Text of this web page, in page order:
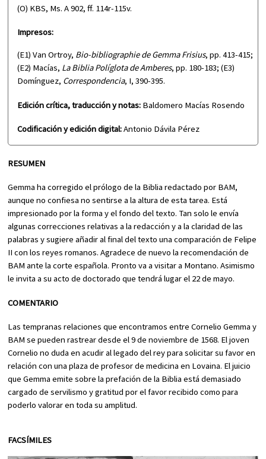
(O) KBS, Ms. A 902, ff. 114r-115v.
Impresos:
(E1) Van Ortroy, Bio-bibliographie de Gemma Frisius, pp. 413-415;
(E2) Macías, La Biblia Políglota de Amberes, pp. 180-183; (E3)
Domínguez, Correspondencia, I, 390-395.
Edición crítica, traducción y notas: Baldomero Macías Rosendo
Codificación y edición digital:Antonio Dávila Pérez
RESUMEN
Gemma ha corregido el prólogo de la Biblia redactado por BAM,
aunque no confiesa no sentirse a la altura de esta tarea. Está
impresionado por la forma y el fondo del texto. Tan solo le envía
algunas correcciones relativas a la redacción y a la claridad de las
palabras y sugiere añadir al final del texto una comparación de Felipe
II con los reyes romanos. Agradece de nuevo la recomendación de
BAM ante la corte española. Pronto va a visitar a Montano. Asimismo
le invita a su acto de doctorado que tendrá lugar el 22 de mayo.
COMENTARIO
Las tempranas relaciones que encontramos entre Cornelio Gemma y
BAM se pueden rastrear desde el 9 de noviembre de 1568. El joven
Cornelio no duda en acudir al legado del rey para solicitar su favor en
relación con una plaza de profesor de medicina en Lovaina. El juicio
que Gemma emite sobre la prefación de la Biblia está demasiado
cargado de servilismo y gratitud por el favor recibido como para
poderlo valorar en toda su amplitud.
FACSÍMILES